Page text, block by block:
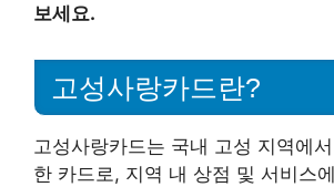
보세요.
고성사랑카드란?
고성사랑카드는 국내 고성 지역에
한 카드로, 지역 내 상점 및 서비스